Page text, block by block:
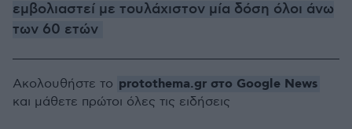
εμβολιαστεί με τουλάχιστον μία δόση όλοι άνω
των 60 ετών
Ακολουθήστε το protothema.gr στο Google News
και μάθετε πρώτοι όλες τις ειδήσεις